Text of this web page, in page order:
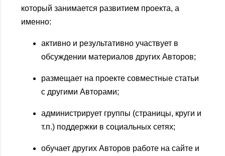
который занимается развитием проекта, а
именно:
активно и результативно участвует в
обсуждении материалов других Авторов;
размещает на проекте совместные статьи
с другими Авторами;
администрирует группы (страницы, круги и
т.п.) поддержки в социальных сетях;
обучает других Авторов работе на сайте и